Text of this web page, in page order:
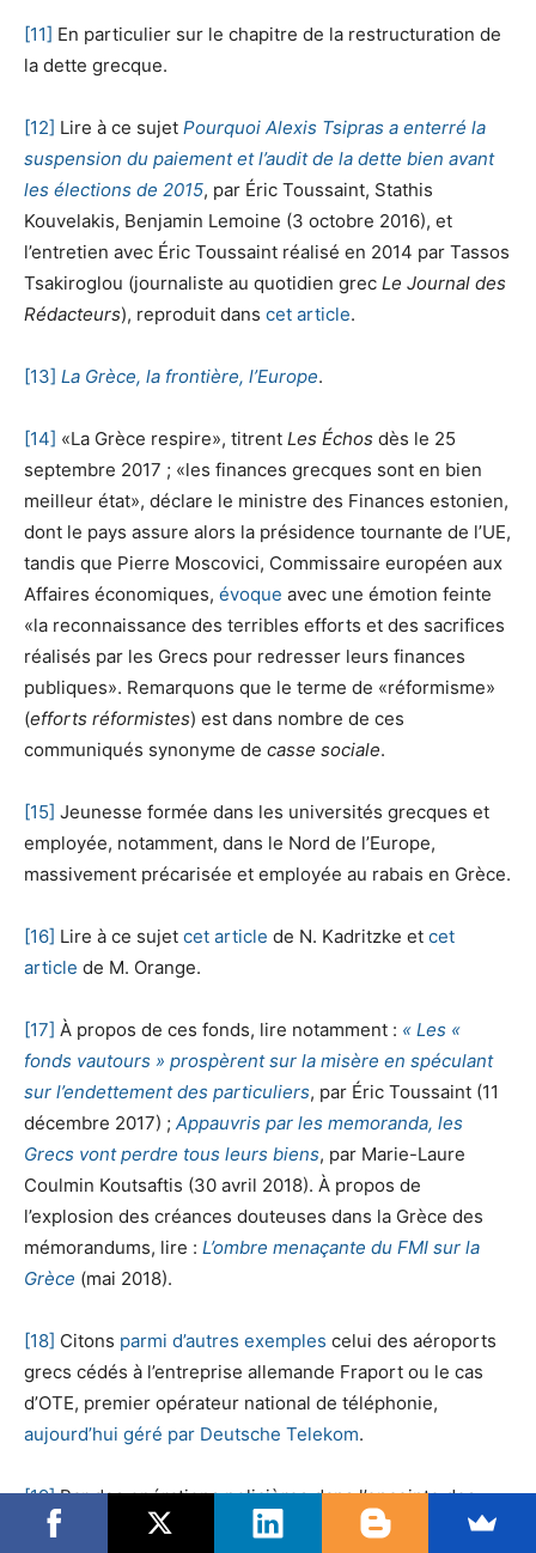
[11] En particulier sur le chapitre de la restructuration de
la dette grecque.
[12] Lire à ce sujet Pourquoi Alexis Tsipras a enterré la
suspension du paiement et l’audit de la dette bien avant
les élections de 2015, par Éric Toussaint, Stathis
Kouvelakis, Benjamin Lemoine (3 octobre 2016), et
l’entretien avec Éric Toussaint réalisé en 2014 par Tassos
Tsakiroglou (journaliste au quotidien grec Le Journal des
Rédacteurs), reproduit dans cet article.
[13] La Grèce, la frontière, l’Europe.
[14] «La Grèce respire», titrent Les Échos dès le 25
septembre 2017 ; «les finances grecques sont en bien
meilleur état», déclare le ministre des Finances estonien,
dont le pays assure alors la présidence tournante de l’UE,
tandis que Pierre Moscovici, Commissaire européen aux
Affaires économiques, évoque avec une émotion feinte
«la reconnaissance des terribles efforts et des sacrifices
réalisés par les Grecs pour redresser leurs finances
publiques». Remarquons que le terme de «réformisme»
(efforts réformistes) est dans nombre de ces
communiqués synonyme de casse sociale.
[15] Jeunesse formée dans les universités grecques et
employée, notamment, dans le Nord de l’Europe,
massivement précarisée et employée au rabais en Grèce.
[16] Lire à ce sujet cet article de N. Kadritzke et cet
article de M. Orange.
[17] À propos de ces fonds, lire notamment : « Les «
fonds vautours » prospèrent sur la misère en spéculant
sur l’endettement des particuliers, par Éric Toussaint (11
décembre 2017) ; Appauvris par les memoranda, les
Grecs vont perdre tous leurs biens, par Marie-Laure
Coulmin Koutsaftis (30 avril 2018). À propos de
l’explosion des créances douteuses dans la Grèce des
mémorandums, lire : L’ombre menaçante du FMI sur la
Grèce (mai 2018).
[18] Citons parmi d’autres exemples celui des aéroports
grecs cédés à l’entreprise allemande Fraport ou le cas
d’OTE, premier opérateur national de téléphonie,
aujourd’hui géré par Deutsche Telekom.
[19]Par des opérations policières dans l’enceinte des
tribunaux mais surtout par la dématérialisation des